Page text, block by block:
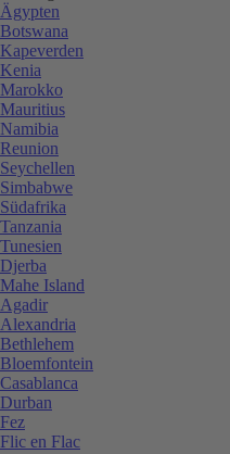
Ägypten
Botswana
Kapeverden
Kenia
Marokko
Mauritius
Namibia
Reunion
Seychellen
Simbabwe
Südafrika
Tanzania
Tunesien
Djerba
Mahe Island
Agadir
Alexandria
Bethlehem
Bloemfontein
Casablanca
Durban
Fez
Flic en Flac